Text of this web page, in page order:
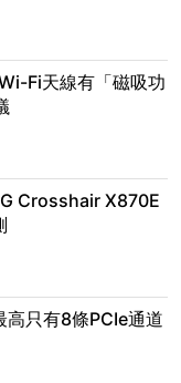
Fi天線有「磁吸功
Crosshair X870E
只有8條PCIe通道